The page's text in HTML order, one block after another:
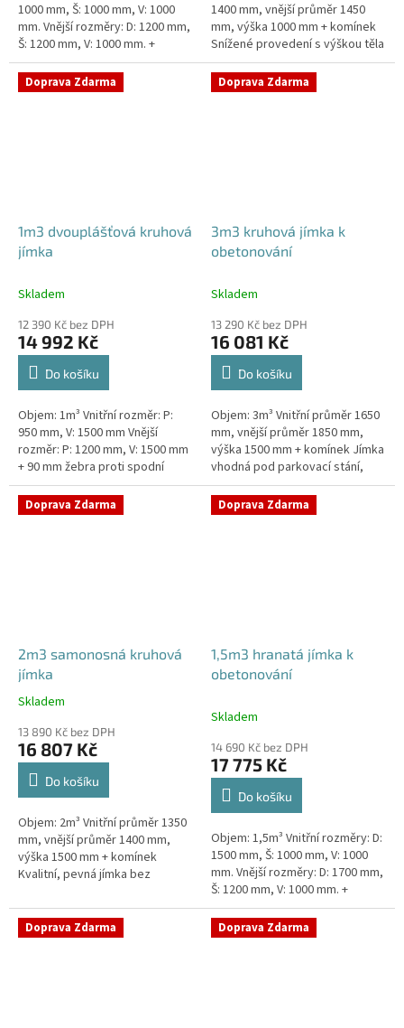
1000 mm, Š: 1000 mm, V: 1000
mm. Vnější rozměry: D: 1200 mm,
Š: 1200 mm, V: 1000 mm. +
komínek. Jímka vhodná pod
parkovací stání, komunikace...
1400 mm, vnější průměr 1450
mm, výška 1000 mm + komínek
Snížené provedení s výškou těla
pouhý 1m! Kvalitní, pevná jímka
bez potřeby obetonování...
Doprava Zdarma
1m3 dvouplášťová kruhová
jímka
Skladem
12 390 Kč bez DPH
14 992 Kč
Do košíku
Objem: 1m³ Vnitřní rozměr: P:
950 mm, V: 1500 mm Vnější
rozměr: P: 1200 mm, V: 1500 mm
+ 90 mm žebra proti spodní
vodě + komínek Jímka do míst s
vysokou hladinou spodní vody
–...
Doprava Zdarma
3m3 kruhová jímka k
obetonování
Skladem
13 290 Kč bez DPH
16 081 Kč
Do košíku
Objem: 3m³ Vnitřní průměr 1650
mm, vnější průměr 1850 mm,
výška 1500 mm + komínek Jímka
vhodná pod parkovací stání,
komunikace i terasy Průměr
přítoku specifikujte v...
Doprava Zdarma
2m3 samonosná kruhová
jímka
Průměrné
produktu
je
4,3
hvězdiček.
Skladem
13 890 Kč bez DPH
16 807 Kč
Do košíku
Objem: 2m³ Vnitřní průměr 1350
mm, vnější průměr 1400 mm,
výška 1500 mm + komínek
Kvalitní, pevná jímka bez
přítoku specifikujte v
poznámce...
Doprava Zdarma
1,5m3 hranatá jímka k
obetonování
Skladem
14 690 Kč bez DPH
17 775 Kč
Do košíku
Objem: 1,5m³ Vnitřní rozměry: D:
1500 mm, Š: 1000 mm, V: 1000
mm. Vnější rozměry: D: 1700 mm,
Š: 1200 mm, V: 1000 mm. +
komínek. Jímka vhodná pod
parkovací stání,...
Doprava Zdarma Doprava Zdarma